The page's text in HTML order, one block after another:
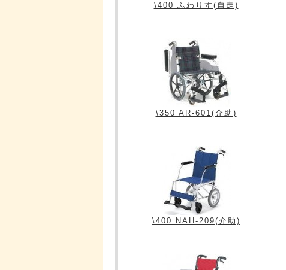
\400 ふわりす(自走)
\350 AR-601(介助)
\400 NAH-209(介助)